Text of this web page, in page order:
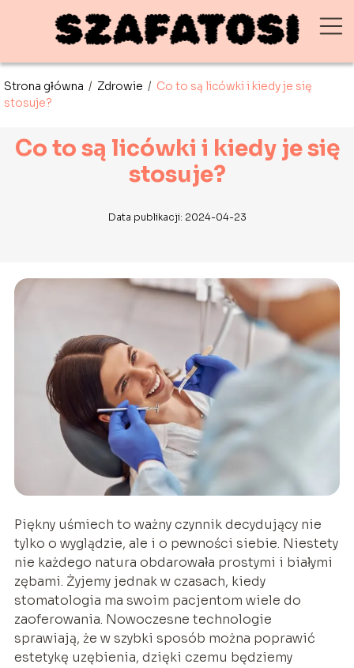
Strona główna / Zdrowie / Co to są licówki i kiedy je się
stosuje?
Co to są licówki i kiedy je się
stosuje?
Data publikacji: 2024-04-23
Piękny uśmiech to ważny czynnik decydujący nie
tylko o wyglądzie, ale i o pewności siebie. Niestety
nie każdego natura obdarowała prostymi i białymi
zębami. Żyjemy jednak w czasach, kiedy
stomatologia ma swoim pacjentom wiele do
zaoferowania. Nowoczesne technologie
sprawiają, że w szybki sposób można poprawić
estetykę uzębienia, dzięki czemu będziemy